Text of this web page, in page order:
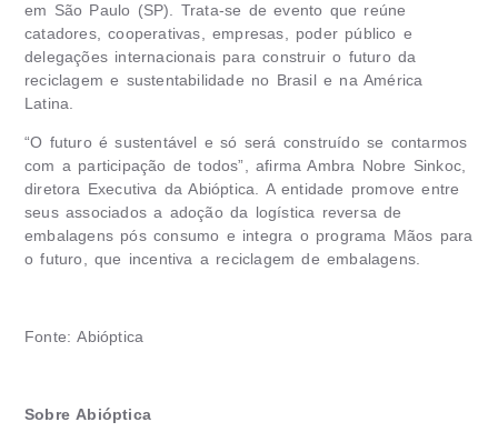
em São Paulo (SP). Trata-se de evento que reúne
catadores, cooperativas, empresas, poder público e
delegações internacionais para construir o futuro da
reciclagem e sustentabilidade no Brasil e na América
Latina.
“O futuro é sustentável e só será construído se contarmos
com a participação de todos”, afirma Ambra Nobre Sinkoc,
diretora Executiva da Abióptica. A entidade promove entre
seus associados a adoção da logística reversa de
embalagens pós consumo e integra o programa Mãos para
o futuro, que incentiva a reciclagem de embalagens.
Fonte: Abióptica
Sobre Abióptica